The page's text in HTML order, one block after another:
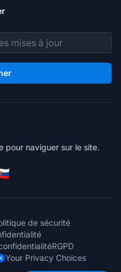
pour naviguer sur le site.
de sécurité
RGPD
Your Privacy Choices